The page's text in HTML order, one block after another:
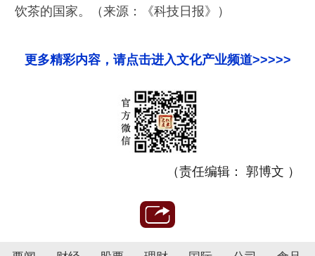
饮茶的国家。（来源：《科技日报》）
更多精彩内容，请点击进入文化产业频道>>>>>
（责任编辑： 郭博文 ）